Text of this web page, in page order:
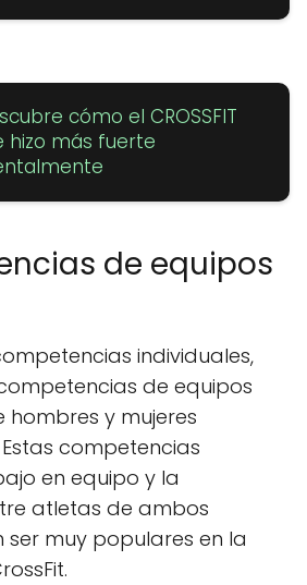
cómo el CROSSFIT
hizo más fuerte
de equipos
individuales,
de equipos
hombres y mujeres
competencias
en equipo y la
atletas de ambos
ser muy populares en la